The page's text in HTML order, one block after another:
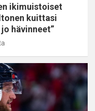
ikimuistoiset
kuittasi
hävinneet”